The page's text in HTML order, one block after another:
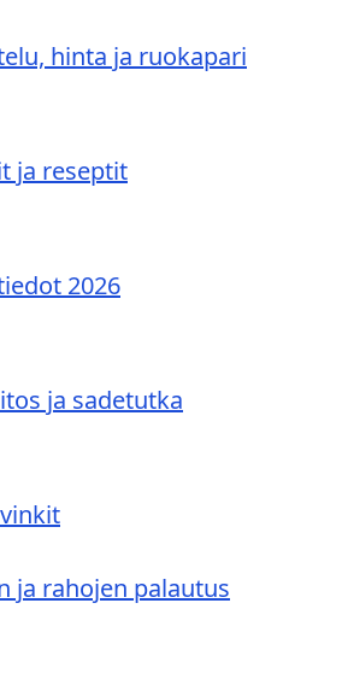
hinta ja ruokapari
ja reseptit
2026
ja sadetutka
ja rahojen palautus